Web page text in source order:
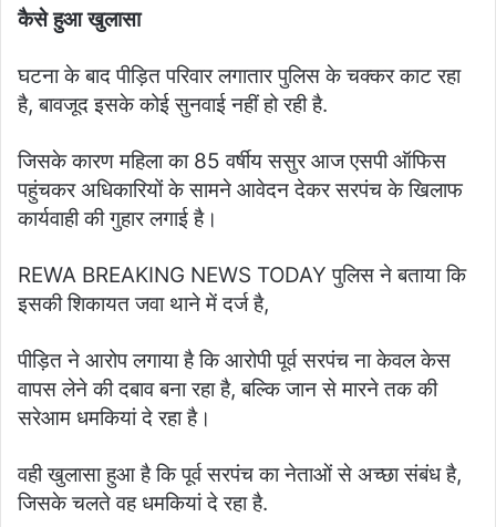
कैसे हुआ खुलासा
घटना के बाद पीड़ित परिवार लगातार पुलिस के चक्कर काट रहा
है, बावजूद इसके कोई सुनवाई नहीं हो रही है.
जिसके कारण महिला का 85 वर्षीय ससुर आज एसपी ऑफिस
पहुंचकर अधिकारियों के सामने आवेदन देकर सरपंच के खिलाफ
कार्यवाही की गुहार लगाई है।
REWA BREAKING NEWS TODAY पुलिस ने बताया कि
इसकी शिकायत जवा थाने में दर्ज है,
पीड़ित ने आरोप लगाया है कि आरोपी पूर्व सरपंच ना केवल केस
वापस लेने की दबाव बना रहा है, बल्कि जान से मारने तक की
सरेआम धमकियां दे रहा है।
वही खुलासा हुआ है कि पूर्व सरपंच का नेताओं से अच्छा संबंध है,
जिसके चलते वह धमकियां दे रहा है.